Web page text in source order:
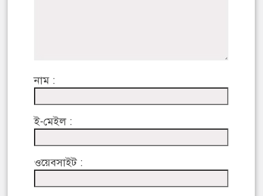
নাম :
ই-মেইল :
ওয়েবসাইট :